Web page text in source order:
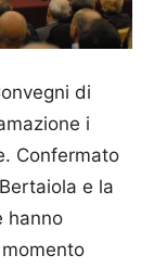
di
i
Confermato
e la
hanno